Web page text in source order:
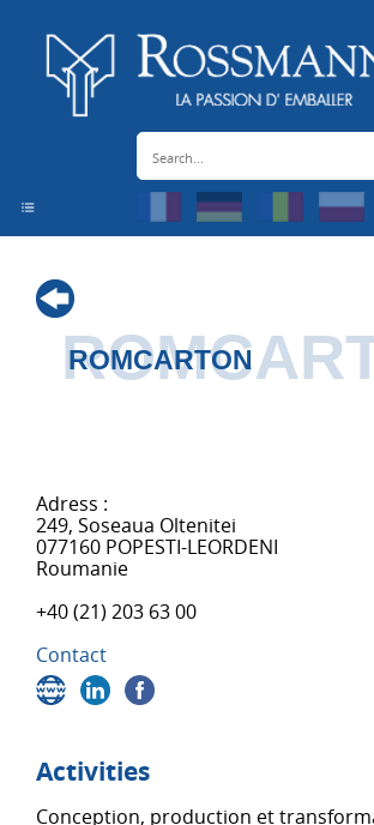
ROMCARTON
Adress :
249, Soseaua Oltenitei
077160 POPESTI-LEORDENI
Roumanie
+40 (21) 203 63 00
Contact
Activities
Conception, production et